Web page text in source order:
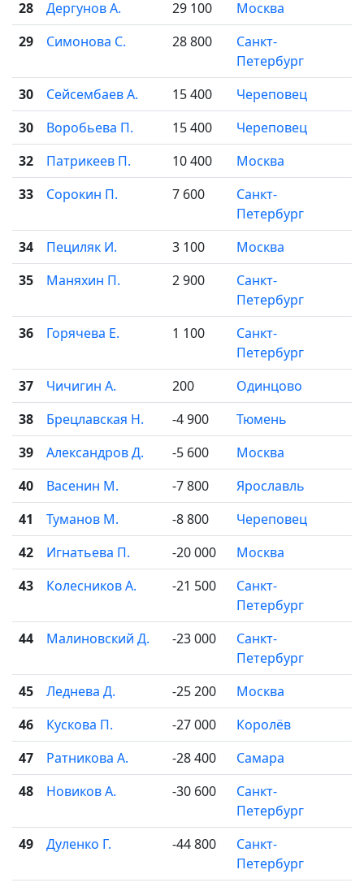
28 Дергунов А. 29 100
Москва
29
Симонова С. 28 800
Санкт-
Петербург
30
Сейсембаев А. 15 400
Череповец
30
Воробьева П. 15 400
Череповец
32
Патрикеев П. 10 400
Москва
33
Сорокин П. 7 600
Санкт-
Петербург
34
Пециляк И. 3 100
Москва
35
Маняхин П. 2 900
Санкт-
Петербург
36
Горячева Е. 1 100
Санкт-
Петербург
37
Чичигин А. 200
Одинцово
38
Брецлавская Н. -4 900
Тюмень
39
Александров Д. -5 600
Москва
40
Васенин М. -7 800
Ярославль
41
Туманов М. -8 800
Череповец
42
Игнатьева П. -20 000
Москва
43
Колесников А. -21 500
Санкт-
Петербург
44
Малиновский Д. -23 000
Санкт-
Петербург
45
Леднева Д. -25 200
Москва
46
Кускова П. -27 000
Королёв
47
Ратникова А. -28 400
Самара
48
Новиков А. -30 600
Санкт-
Петербург
49
Дуленко Г. -44 800
Санкт-
Петербург